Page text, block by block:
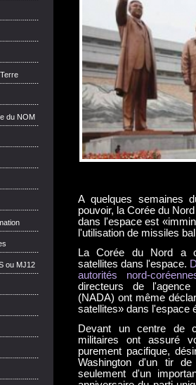
du NOM
ou MJ12
A quelques semaines
pouvoir, la Corée du
dans l'espace est
l'utilisation de missiles
La Corée du Nord a
satellites dans l'espace.
autorités nord-
directeurs de l'agence
(NADA) ont même
satellites» dans l'espace
Devant un centre de
militaires ont assuré
purement pacifique,
Washington d'un tir
seulement d'un